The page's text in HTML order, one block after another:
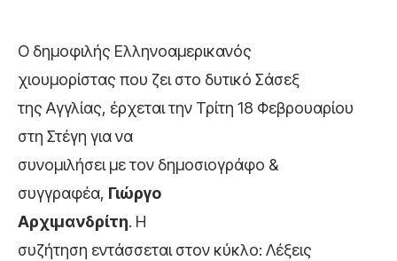
Ο δημοφιλής Ελληνοαμερικανός
χιουμορίστας που ζει στο δυτικό Σάσεξ
της Αγγλίας, έρχεται την Τρίτη 18 Φεβρουαρίου
στη Στέγη για να
συνομιλήσει με τον δημοσιογράφο &
συγγραφέα, Γιώργο
Αρχιμανδρίτη. Η
συζήτηση εντάσσεται στον κύκλο: Λέξεις